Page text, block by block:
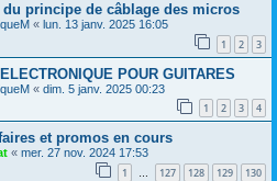
principe de câblage des micros
« lun. 13 janv. 2025 16:05
1 2 3
POUR GUITARES
« dim. 5 janv. 2025 00:23
1 2 3 4
et promos en cours
« mer. 27 nov. 2024 17:53
1 … 127 128 129 130